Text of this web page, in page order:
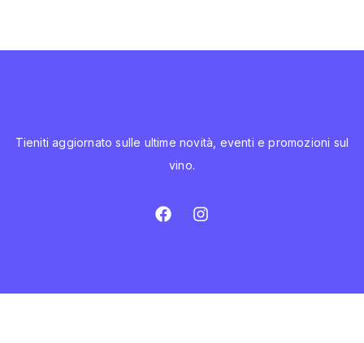
Tieniti aggiornato sulle ultime novità, eventi e promozioni sul
vino.